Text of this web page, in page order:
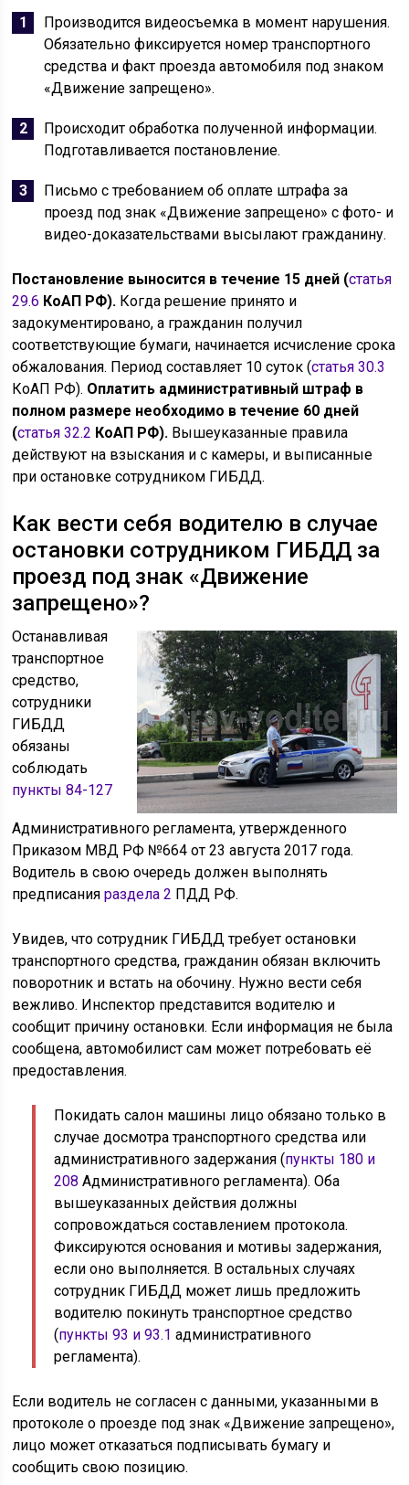
Производится видеосъемка в момент нарушения.
Обязательно фиксируется номер транспортного
средства и факт проезда автомобиля под знаком
«Движение запрещено».
Происходит обработка полученной информации.
Подготавливается постановление.
Письмо с требованием об оплате штрафа за
проезд под знак «Движение запрещено» с фото- и
видео-доказательствами высылают гражданину.
Постановление выносится в течение 15 дней (статья
29.6 КоАП РФ). Когда решение принято и
задокументировано, а гражданин получил
соответствующие бумаги, начинается исчисление срока
обжалования. Период составляет 10 суток (статья 30.3
КоАП РФ). Оплатить административный штраф в
полном размере необходимо в течение 60 дней
(статья 32.2 КоАП РФ). Вышеуказанные правила
действуют на взыскания и с камеры, и выписанные
при остановке сотрудником ГИБДД.
Как вести себя водителю в случае
остановки сотрудником ГИБДД за
проезд под знак «Движение
запрещено»?
Останавливая
транспортное
средство,
сотрудники
ГИБДД
обязаны
соблюдать
пункты 84-127
Административного регламента, утвержденного
Приказом МВД РФ №664 от 23 августа 2017 года.
Водитель в свою очередь должен выполнять
предписанияраздела 2 ПДД РФ.
Увидев, что сотрудник ГИБДД требует остановки
транспортного средства, гражданин обязан включить
поворотник и встать на обочину. Нужно вести себя
вежливо. Инспектор представится водителю и
сообщит причину остановки. Если информация не была
сообщена, автомобилист сам может потребовать её
предоставления.
Покидать салон машины лицо обязано только в
случае досмотра транспортного средства или
административного задержания (пункты 180 и
208 Административного регламента). Оба
вышеуказанных действия должны
сопровождаться составлением протокола.
Фиксируются основания и мотивы задержания,
если оно выполняется. В остальных случаях
сотрудник ГИБДД может лишь предложить
водителю покинуть транспортное средство
(пункты 93 и 93.1 административного
регламента).
Если водитель не согласен с данными, указанными в
протоколе о проезде под знак «Движение запрещено»,
лицо может отказаться подписывать бумагу и
сообщить свою позицию.